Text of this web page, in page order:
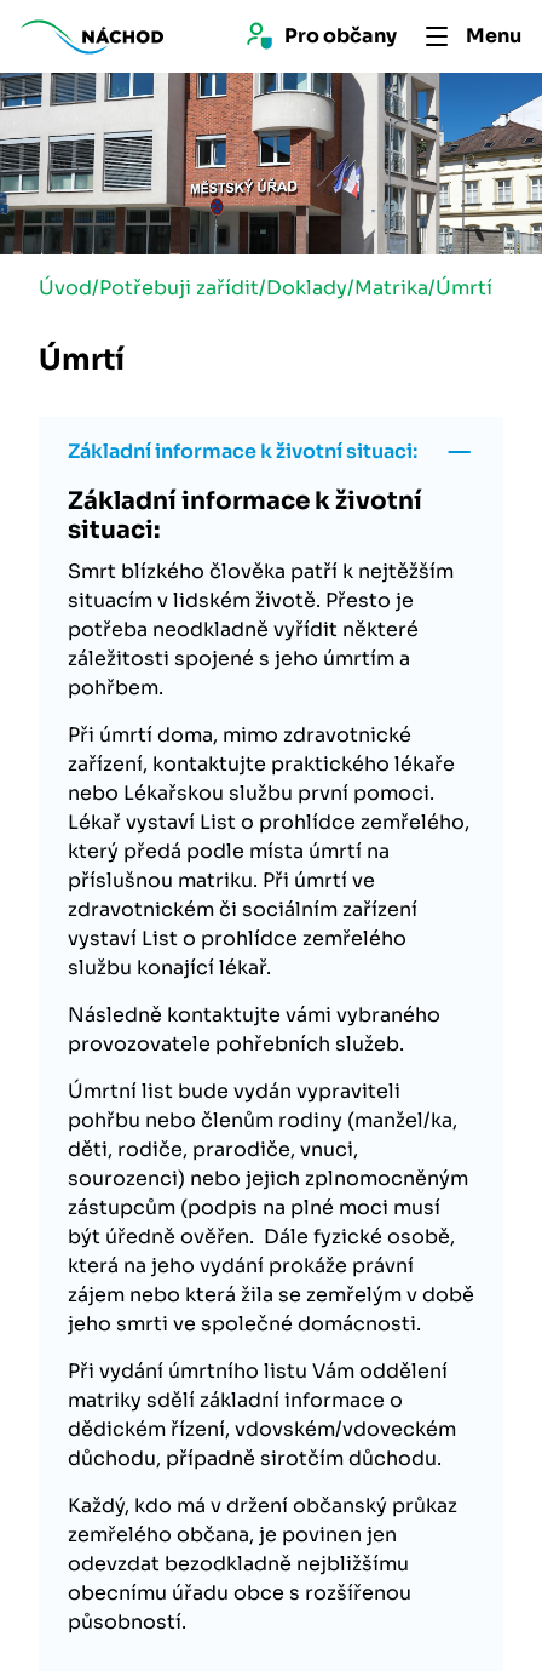
Pro občany Menu
Úvod/Potřebuji zařídit/Doklady/Matrika/Úmrtí
Úmrtí
Základní informace k životní situaci:
Základní informace k životní
situaci:
Smrt blízkého člověka patří k nejtěžším
situacím v lidském životě. Přesto je
potřeba neodkladně vyřídit některé
záležitosti spojené s jeho úmrtím a
pohřbem.
Při úmrtí doma, mimo zdravotnické
zařízení, kontaktujte praktického lékaře
nebo Lékařskou službu první pomoci.
Lékař vystaví List o prohlídce zemřelého,
který předá podle místa úmrtí na
příslušnou matriku. Při úmrtí ve
zdravotnickém či sociálním zařízení
vystaví List o prohlídce zemřelého
službu konající lékař.
Následně kontaktujte vámi vybraného
provozovatele pohřebních služeb.
Úmrtní list bude vydán vypraviteli
pohřbu nebo členům rodiny (manžel/ka,
děti, rodiče, prarodiče, vnuci,
sourozenci) nebo jejich zplnomocněným
zástupcům (podpis na plné moci musí
být úředně ověřen. Dále fyzické osobě,
která na jeho vydání prokáže právní
zájem nebo která žila se zemřelým v době
jeho smrti ve společné domácnosti.
Při vydání úmrtního listu Vám oddělení
matriky sdělí základní informace o
dědickém řízení, vdovském/vdoveckém
důchodu, případně sirotčím důchodu.
Každý, kdo má v držení občanský průkaz
zemřelého občana, je povinen jen
odevzdat bezodkladně nejbližšímu
obecnímu úřadu obce s rozšířenou
působností.